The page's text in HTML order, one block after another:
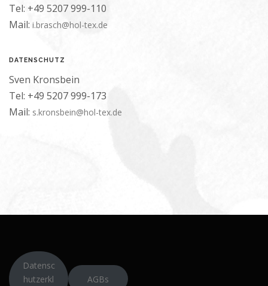
Tel: +49 5207 999-110
Mail: i.brasch@hol-tex.de
DATENSCHUTZ
Sven Kronsbein
Tel: +49 5207 999-173
Mail: s.kronsbein@hol-tex.de
Datensc
hutzerkl
AGBs